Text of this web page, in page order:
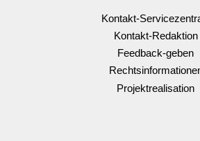
Kontakt-
Kontakt-Redaktion
Feedback-geben
Projektrealisation